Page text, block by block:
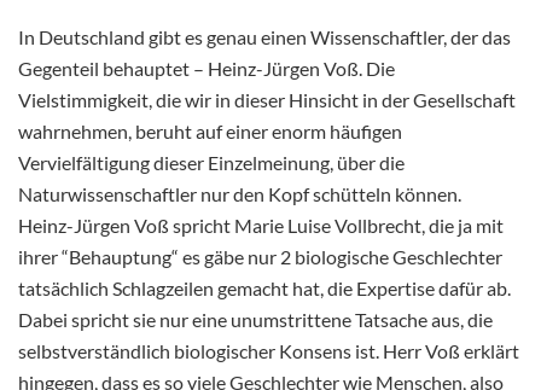
In Deutschland gibt es genau einen Wissenschaftler, der das
Gegenteil behauptet – Heinz-Jürgen Voß. Die
Vielstimmigkeit, die wir in dieser Hinsicht in der Gesellschaft
wahrnehmen, beruht auf einer enorm häufigen
Vervielfältigung dieser Einzelmeinung, über die
Naturwissenschaftler nur den Kopf schütteln können.
Heinz-Jürgen Voß spricht Marie Luise Vollbrecht, die ja mit
ihrer “Behauptung“ es gäbe nur 2 biologische Geschlechter
tatsächlich Schlagzeilen gemacht hat, die Expertise dafür ab.
Dabei spricht sie nur eine unumstrittene Tatsache aus, die
selbstverständlich biologischer Konsens ist. Herr Voß erklärt
hingegen, dass es so viele Geschlechter wie Menschen, also